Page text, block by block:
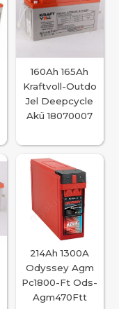
160Ah 165Ah
Kraftvoll-Outdo
Jel Deepcycle
Akü 18070007
214Ah 1300A
Odyssey Agm
Pc1800-Ft Ods-
Agm470Ftt